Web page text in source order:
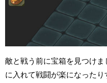
敵と戦う前に宝箱を見つけ
に入れて戦闘が楽になった